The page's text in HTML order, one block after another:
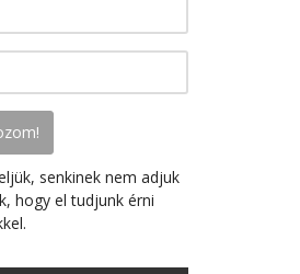
senkinek nem adjuk
hogy el tudjunk érni